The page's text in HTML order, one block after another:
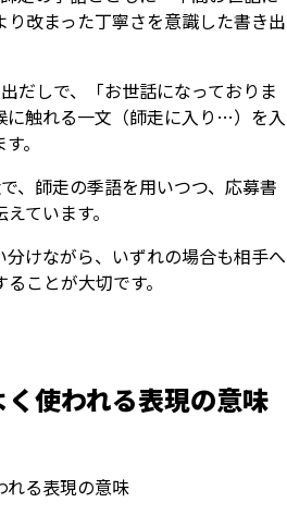
改まった丁寧さを意識した書き出
だしで、「お世話になっておりま
に触れる一文（師走に入り…）を入
。
、師走の季語を用いつつ、応募書
ています。
けながら、いずれの場合も相手へ
ことが大切です。
使われる表現の意味